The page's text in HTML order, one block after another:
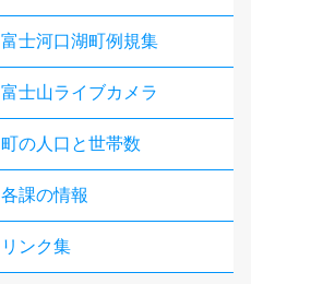
富士河口湖町例規集
富士山ライブカメラ
町の人口と世帯数
各課の情報
リンク集